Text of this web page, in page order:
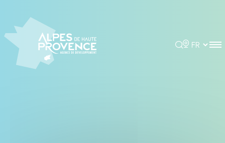
Rechercher
Choisir la